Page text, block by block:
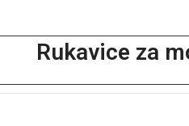
Rukavice za